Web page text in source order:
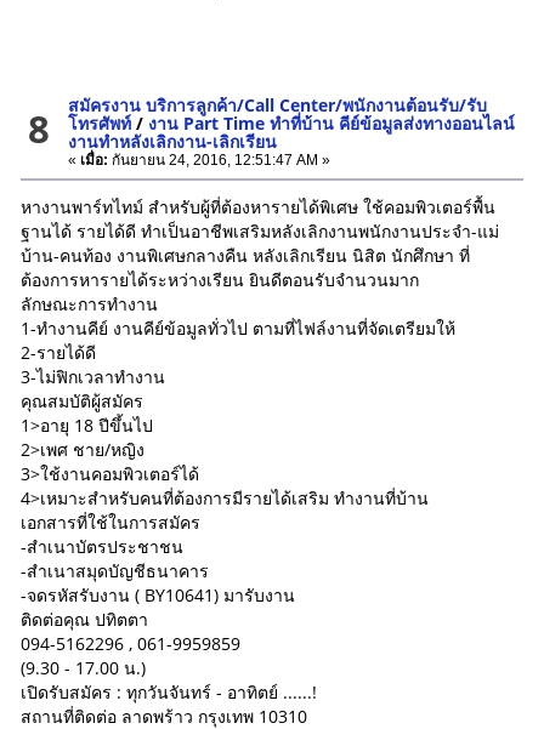
8 สมัครงาน บริการลูกค้า/Call Center/พนักงานต้อนรับ/รับ
โทรศัพท์ / งาน Part Time ทำที่บ้าน คีย์ข้อมูลส่งทางออนไลน์
งานทำหลังเลิกงาน-เลิกเรียน
« เมื่อ: กันยายน 24, 2016, 12:51:47 AM »
หางานพาร์ทไทม์ สำหรับผู้ที่ต้องหารายได้พิเศษ ใช้คอมพิวเตอร์พื้น
ฐานได้ รายได้ดี ทำเป็นอาชีพเสริมหลังเลิกงานพนักงานประจำ-แม่
บ้าน-คนท้อง งานพิเศษกลางคืน หลังเลิกเรียน นิสิต นักศึกษา ที่
ต้องการหารายได้ระหว่างเรียน ยินดีตอนรับจำนวนมาก
ลักษณะการทำงาน
1-ทำงานคีย์ งานคีย์ข้อมูลทั่วไป ตามที่ไฟล์งานที่จัดเตรียมให้
2-รายได้ดี
3-ไม่ฟิกเวลาทำงาน
คุณสมบัติผู้สมัคร
1>อายุ 18 ปีขึ้นไป
2>เพศ ชาย/หญิง
3>ใช้งานคอมพิวเตอร์ได้
4>เหมาะสำหรับคนที่ต้องการมีรายได้เสริม ทำงานที่บ้าน
เอกสารที่ใช้ในการสมัคร
-สำเนาบัตรประชาชน
-สำเนาสมุดบัญชีธนาคาร
-จดรหัสรับงาน ( BY10641) มารับงาน
ติดต่อคุณ ปทิตตา
094-5162296 , 061-9959859
(9.30 - 17.00 น.)
เปิดรับสมัคร : ทุกวันจันทร์ - อาทิตย์ ......!
สถานที่ติดต่อ ลาดพร้าว กรุงเทพ 10310